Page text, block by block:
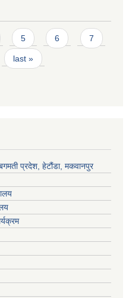
5 6 7
last »
प्रदेश, हेटौंडा, मकवानपुर